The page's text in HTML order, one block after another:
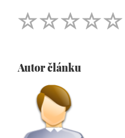
Autor článku